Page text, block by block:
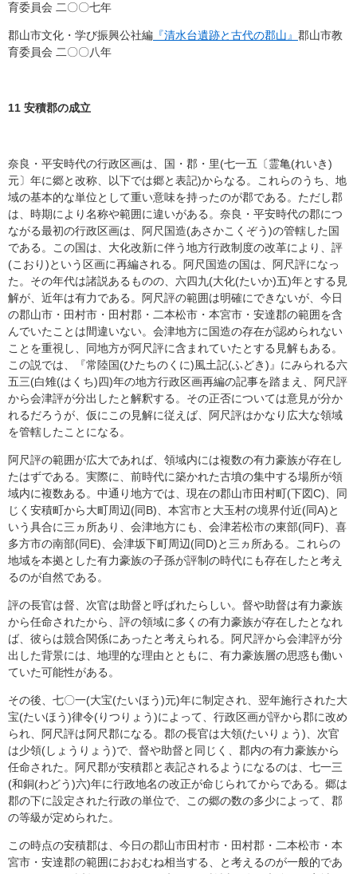
育委員会 二〇〇七年
郡山市文化・学び振興公社編 『清水台遺跡と古代の郡山』 郡山市教
育委員会 二〇〇八年
11 安積郡の成立
奈良・平安時代の行政区画は、国・郡・里(七一五〔霊亀(れいき)
元〕年に郷と改称、以下では郷と表記)からなる。これらのうち、地
域の基本的な単位として重い意味を持ったのが郡である。ただし郡
は、時期により名称や範囲に違いがある。奈良・平安時代の郡につ
ながる最初の行政区画は、阿尺国造(あさかこくぞう)の管轄した国
である。この国は、大化改新に伴う地方行政制度の改革により、評
(こおり)という区画に再編される。阿尺国造の国は、阿尺評になっ
た。その年代は諸説あるものの、六四九(大化(たいか)五)年とする見
解が、近年は有力である。阿尺評の範囲は明確にできないが、今日
の郡山市・田村市・田村郡・二本松市・本宮市・安達郡の範囲を含
んでいたことは間違いない。会津地方に国造の存在が認められない
ことを重視し、同地方が阿尺評に含まれていたとする見解もある。
この説では、『常陸国(ひたちのくに)風土記(ふどき)』にみられる六
五三(白雉(はくち)四)年の地方行政区画再編の記事を踏まえ、阿尺評
から会津評が分出したと解釈する。その正否については意見が分か
れるだろうが、仮にこの見解に従えば、阿尺評はかなり広大な領域
を管轄したことになる。
阿尺評の範囲が広大であれば、領域内には複数の有力豪族が存在し
たはずである。実際に、前時代に築かれた古墳の集中する場所が領
域内に複数ある。中通り地方では、現在の郡山市田村町(下図C)、同
じく安積町から大町周辺(同B)、本宮市と大玉村の境界付近(同A)と
いう具合に三ヵ所あり、会津地方にも、会津若松市の東部(同F)、喜
多方市の南部(同E)、会津坂下町周辺(同D)と三ヵ所ある。これらの
地域を本拠とした有力豪族の子孫が評制の時代にも存在したと考え
るのが自然である。
評の長官は督、次官は助督と呼ばれたらしい。督や助督は有力豪族
から任命されたから、評の領域に多くの有力豪族が存在したとなれ
ば、彼らは競合関係にあったと考えられる。阿尺評から会津評が分
出した背景には、地理的な理由とともに、有力豪族層の思惑も働い
ていた可能性がある。
その後、七〇一(大宝(たいほう)元)年に制定され、翌年施行された大
宝(たいほう)律令(りつりょう)によって、行政区画が評から郡に改め
られ、阿尺評は阿尺郡になる。郡の長官は大領(たいりょう)、次官
は少領(しょうりょう)で、督や助督と同じく、郡内の有力豪族から
任命された。阿尺郡が安積郡と表記されるようになるのは、七一三
(和銅(わどう)六)年に行政地名の改正が命じられてからである。郷は
郡の下に設定された行政の単位で、この郷の数の多少によって、郡
の等級が定められた。
この時点の安積郡は、今日の郡山市田村市・田村郡・二本松市・本
宮市・安達郡の範囲におおむね相当する、と考えるのが一般的であ